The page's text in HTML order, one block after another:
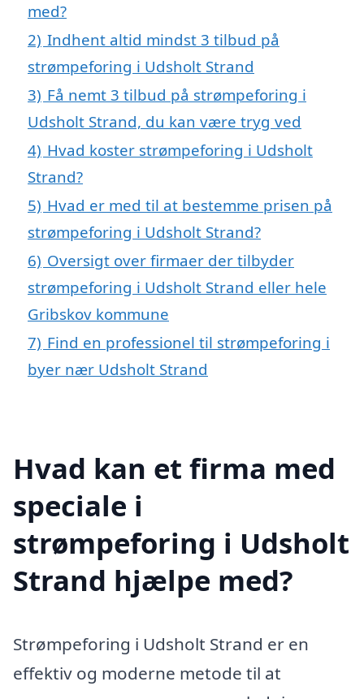
med?
2) Indhent altid mindst 3 tilbud på
strømpeforing i Udsholt Strand
3) Få nemt 3 tilbud på strømpeforing i
Udsholt Strand, du kan være tryg ved
4) Hvad koster strømpeforing i Udsholt
Strand?
5) Hvad er med til at bestemme prisen på
strømpeforing i Udsholt Strand?
6) Oversigt over firmaer der tilbyder
strømpeforing i Udsholt Strand eller hele
Gribskov kommune
7) Find en professionel til strømpeforing i
byer nær Udsholt Strand
Hvad kan et firma med
speciale i
strømpeforing i Udsholt
Strand hjælpe med?
Strømpeforing i Udsholt Strand er en
effektiv og moderne metode til at